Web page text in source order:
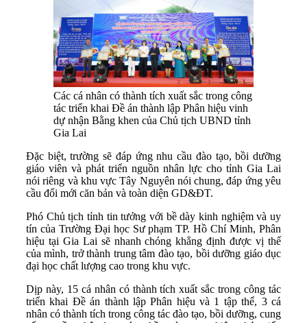
Các cá nhân có thành tích xuất sắc trong công
tác triển khai Đề án thành lập Phân hiệu vinh
dự nhận Bằng khen của Chủ tịch UBND tỉnh
Gia Lai
Đặc biệt, trường sẽ đáp ứng nhu cầu đào tạo, bồi dưỡng
giáo viên và phát triển nguồn nhân lực cho tỉnh Gia Lai
nói riêng và khu vực Tây Nguyên nói chung, đáp ứng yêu
cầu đổi mới căn bản và toàn diện GD&ĐT.
Phó Chủ tịch tỉnh tin tưởng với bề dày kinh nghiệm và uy
tín của Trường Đại học Sư phạm TP. Hồ Chí Minh, Phân
hiệu tại Gia Lai sẽ nhanh chóng khẳng định được vị thế
của mình, trở thành trung tâm đào tạo, bồi dưỡng giáo dục
đại học chất lượng cao trong khu vực.
Dịp này, 15 cá nhân có thành tích xuất sắc trong công tác
triển khai Đề án thành lập Phân hiệu và 1 tập thể, 3 cá
nhân có thành tích trong công tác đào tạo, bồi dưỡng, cung